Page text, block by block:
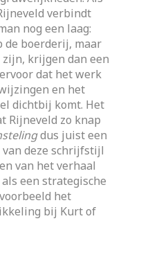
verbindt
nog een laag:
de boerderij, maar
krijgen dan een
dat het werk
en het
dichtbij komt. Het
Rijneveld zo knap
dus juist een
deze schrijfstijl
van het verhaal
een strategische
het
bij Kurt of